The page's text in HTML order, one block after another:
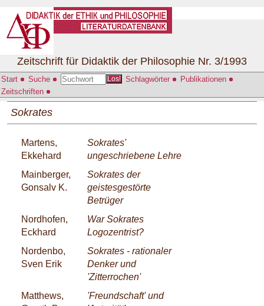
Start Suche Los! Schlagwörter
Publikationen
Zeitschriften
Zeitschrift für Didaktik der Philosophie Nr. 3/1993
Sokrates
Martens,
Ekkehard
Sokrates'
ungeschriebene Lehre
Mainberger,
Gonsalv K.
Sokrates der
geistesgestörte
Betrüger
Nordhofen,
Eckhard
War Sokrates
Logozentrist?
Nordenbo,
Sven Erik
Sokrates - rationaler
Denker und
'Zitterrochen'
Matthews,
'Freundschaft' und